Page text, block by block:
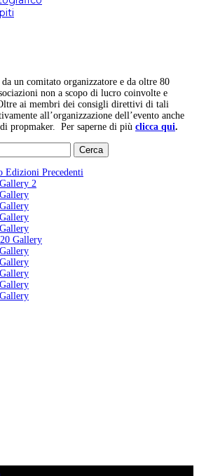
un comitato organizzatore e da oltre 80
non a scopo di lucro coinvolte e
ai membri dei consigli direttivi di tali
all’organizzazione dell’evento anche
propmaker. Per saperne di più clicca qui.
Edizioni Precedenti
2
Gallery